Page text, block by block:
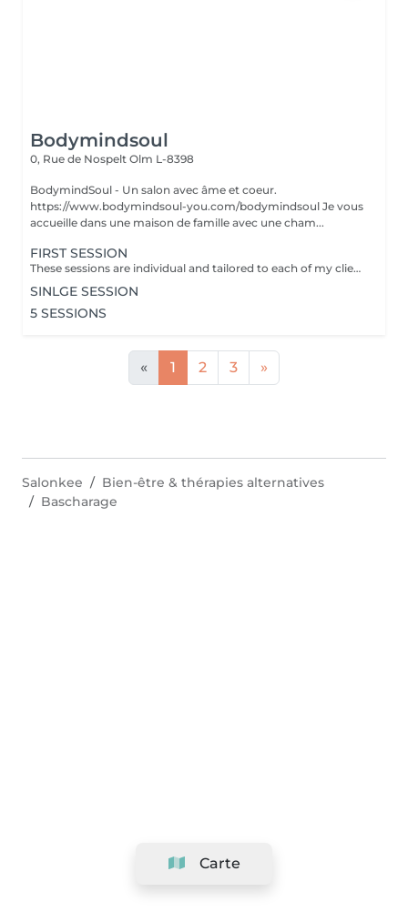
Bodymindsoul
0, Rue de Nospelt Olm L-8398
BodymindSoul - Un salon avec âme et coeur.
https://www.bodymindsoul-you.com/bodymindsoul Je vous
accueille dans une maison de famille avec une cham...
FIRST SESSION
These sessions are individual and tailored to each of my clients, as we all have lived our own unique stories and have more to discover. Whether you're feeling low on courage, lost in your path, lacking focus and concentration, disconnected from your body, overwhelmed by fears that dictate your life, or constantly comparing yourself to others, these sessions are designed to assist you on your journey. Together, we find tools to restore emotional balance, achieve inner peace, and work towards your personal goals. How? -Breathing techniques - Visualisation - Specific moves - Reconnecting to your body - Self-reflection Each of the session is : - Language of your choice: English, French, German, Luxembourgish - 45-60 minutes - Structure: Recapping / Exchange & 15-30min Practice / Closing + Defining homework - Via zoom (if you dont have zoom we find an other solution) - Is confidential
SINLGE SESSION
5 SESSIONS
« 1 2 3 »
Carte
Salonkee
Bien-être & thérapies alternatives
Bascharage